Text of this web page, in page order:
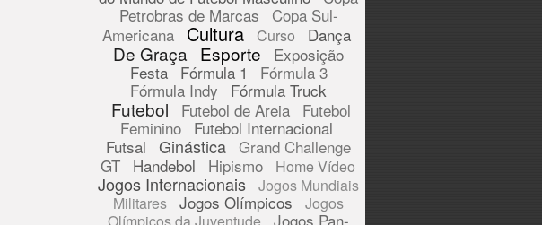
Petrobras de Marcas
Copa Sul-
Americana
Cultura Curso Dança
De Graça Esporte
Exposição
Festa
Fórmula 1
Fórmula 3
Fórmula Indy
Fórmula Truck
Futebol Futebol de Areia
Futebol
Feminino
Futebol Internacional
Futsal Ginástica Grand Challenge
GT Handebol Hipismo Home Vídeo
Jogos Internacionais
Jogos Mundiais
Militares
Jogos Olímpicos
Jogos
Jogos Pan-